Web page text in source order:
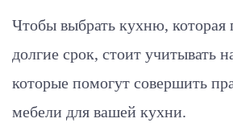
Чтобы выбрать кухню, которая
долгие срок, стоит учитывать
которые помогут совершить
мебели для вашей кухни.